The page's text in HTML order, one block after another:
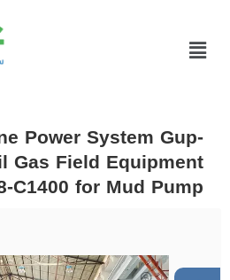
Power System Gup-
Gas Field Equipment
C1400 for Mud Pump